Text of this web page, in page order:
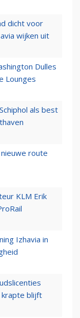
dicht voor
wijken uit
Dulles
Lounges
als best
route
KLM Erik
Izhavia in
krapte blijft